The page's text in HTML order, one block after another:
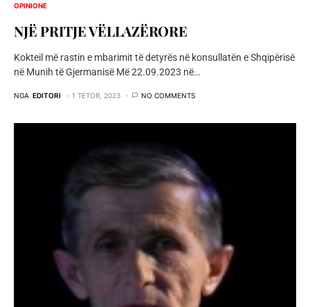
OPINIONE
NJË PRITJE VËLLAZËRORE
Kokteil më rastin e mbarimit të detyrës në konsullatën e Shqipërisë
në Munih të Gjermanisë Më 22.09.2023 në…
NGA EDITORI 1 TETOR, 2023 NO COMMENTS